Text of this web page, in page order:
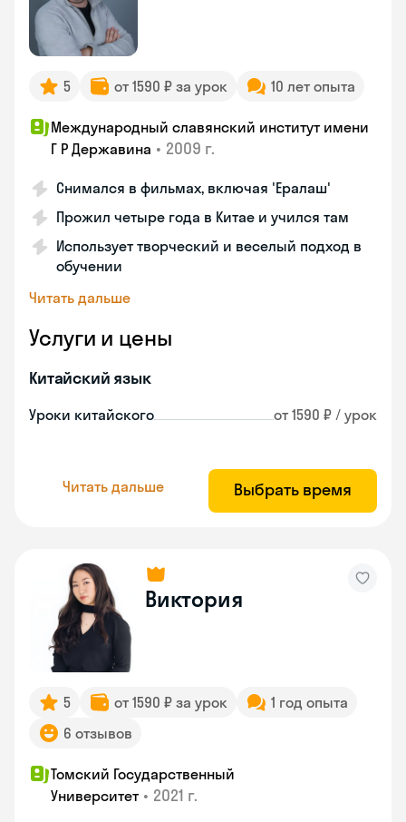
5 от 1590 ₽ за урок 10 лет опыта
Международный славянский институт имени
Г Р Державина • 2009 г.
Снимался в фильмах, включая 'Ералаш'
Прожил четыре года в Китае и учился там
Использует творческий и веселый подход в
обучении
Читать дальше
Услуги и цены
Китайский язык
Уроки китайского от 1590 ₽ / урок
Читать дальше Выбрать время
Виктория
5 от 1590 ₽ за урок
1 год опыта
6 отзывов
Томский Государственный
Университет • 2021 г.